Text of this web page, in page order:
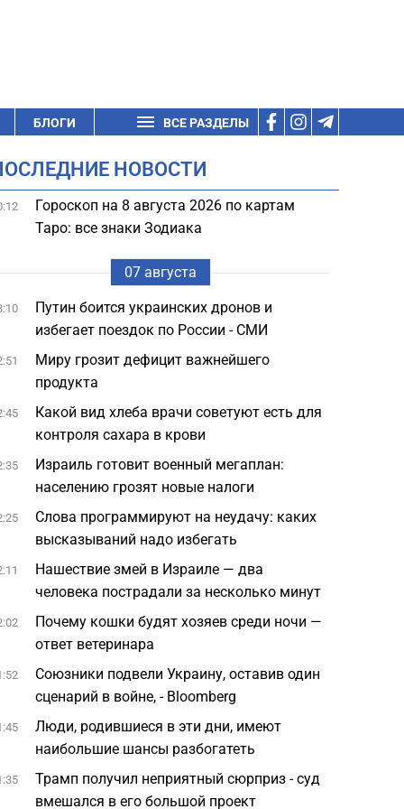
БЛОГИ ВСЕ РАЗДЕЛЫ
НОВОСТИ
Гороскоп на 8 августа 2026 по картам
Таро: все знаки Зодиака
07 августа
Путин боится украинских дронов и
избегает поездок по России - СМИ
Миру грозит дефицит важнейшего
продукта
Какой вид хлеба врачи советуют есть для
контроля сахара в крови
Израиль готовит военный мегаплан:
населению грозят новые налоги
Слова программируют на неудачу: каких
высказываний надо избегать
Нашествие змей в Израиле — два
человека пострадали за несколько минут
Почему кошки будят хозяев среди ночи —
ответ ветеринара
Союзники подвели Украину, оставив один
сценарий в войне, - Bloomberg
Люди, родившиеся в эти дни, имеют
наибольшие шансы разбогатеть
Трамп получил неприятный сюрприз - суд
вмешался в его большой проект